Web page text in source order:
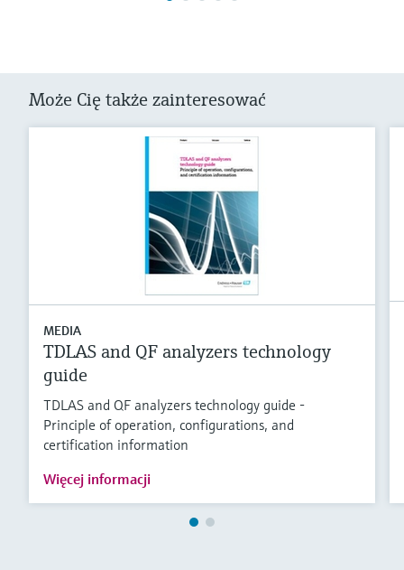
Może Cię także zainteresować
MEDIA
TDLAS and QF analyzers technology
guide
TDLAS and QF analyzers technology guide -
Principle of operation, configurations, and
certification information
Więcej informacji